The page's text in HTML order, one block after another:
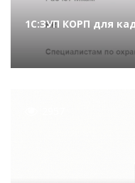
1С:ЗУП КОРП для